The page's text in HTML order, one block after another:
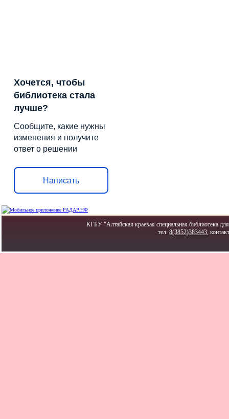
Хочется, чтобы
библиотека стала
лучше?
Сообщите, какие нужны
изменения и получите
ответ о решении
Написать
КГБУ "Алтайская краевая специальная библиотека
тел.8(3852)383443,